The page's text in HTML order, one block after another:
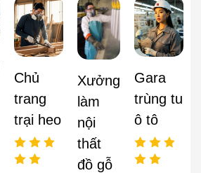
Chủ
trang
trại heo
Xưởng
làm
nội
thất
đồ gỗ
Gara
trùng tu
ô tô